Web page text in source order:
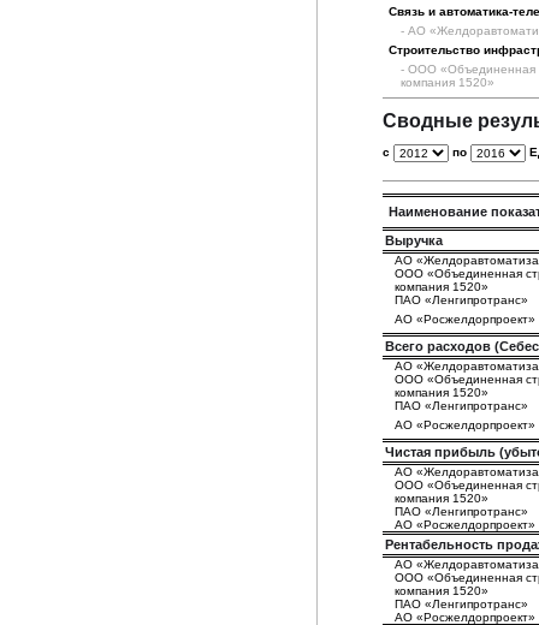
Связь и автоматика-
- АО
Строительство
- ООО «Объединенная
компания 1520»
Сводные
с по
Наименование
Выручка
АО
ООО «Объединенная
компания 1520»
ПАО «Ленгипротранс»
АО «Росжелдорпроект»
Всего расходов
АО
ООО «Объединенная
компания 1520»
ПАО «Ленгипротранс»
АО «Росжелдорпроект»
Чистая прибыль
АО
ООО «Объединенная
компания 1520»
ПАО «Ленгипротранс»
АО «Росжелдорпроект»
Рентабельность
АО
ООО «Объединенная
компания 1520»
ПАО «Ленгипротранс»
АО «Росжелдорпроект»